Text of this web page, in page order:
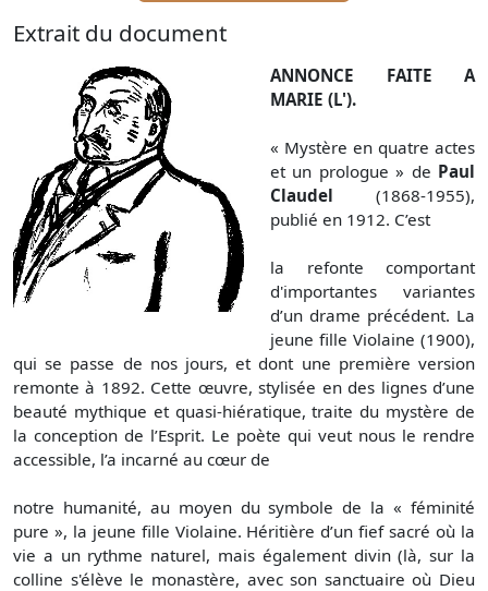
Extrait du document
ANNONCE FAITE A
MARIE (L').
« Mystère en quatre actes
et un prologue » de Paul
Claudel (1868-1955),
publié en 1912. C’est
la refonte comportant
d'importantes variantes
d’un drame précédent. La
jeune fille Violaine (1900),
qui se passe de nos jours, et dont une première version
remonte à 1892. Cette œuvre, stylisée en des lignes d’une
beauté mythique et quasi-hiératique, traite du mystère de
la conception de l’Esprit. Le poète qui veut nous le rendre
accessible, l’a incarné au cœur de
notre humanité, au moyen du symbole de la « féminité
pure », la jeune fille Violaine. Héritière d’un fief sacré où la
vie a un rythme naturel, mais également divin (là, sur la
colline s'élève le monastère, avec son sanctuaire où Dieu